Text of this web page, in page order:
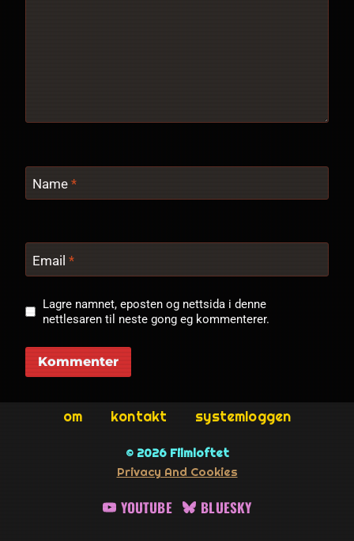
Name *
Email *
Lagre namnet, eposten og nettsida i denne
nettlesaren til neste gong eg kommenterer.
om kontakt systemloggen
© 2026 Filmloftet
Privacy And Cookies
YOUTUBE BLUESKY